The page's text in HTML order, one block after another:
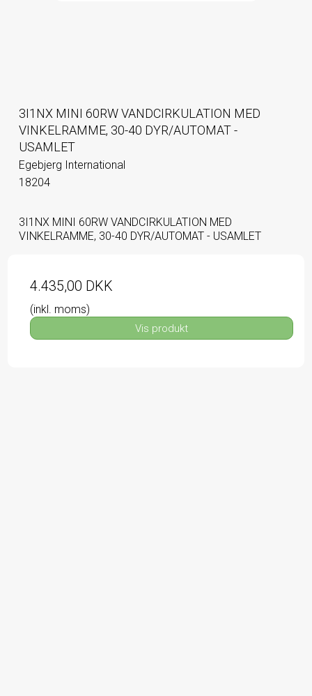
3I1NX MINI 60RW VANDCIRKULATION MED
VINKELRAMME, 30-40 DYR/AUTOMAT -
USAMLET
Egebjerg International
18204
3I1NX MINI 60RW VANDCIRKULATION MED
VINKELRAMME, 30-40 DYR/AUTOMAT - USAMLET
4.435,00 DKK
(inkl. moms)
Vis produkt